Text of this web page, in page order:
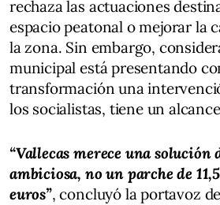
rechaza las actuaciones
espacio peatonal o mejorar la
la zona. Sin embargo,
municipal está presentando
transformación una
los socialistas, tiene un
“Vallecas merece una
ambiciosa, no un parche de
euros”, concluyó la portavoz